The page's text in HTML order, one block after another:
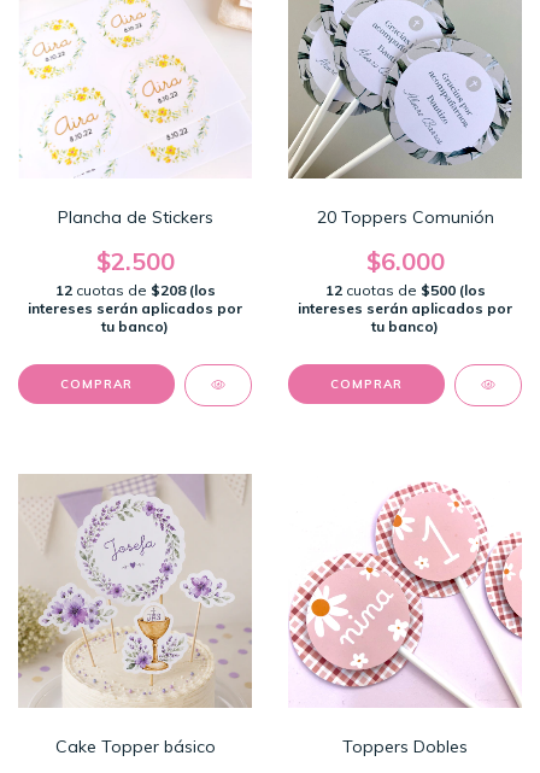
Plancha de Stickers
$2.500
12 cuotas de $208 (los
intereses serán aplicados por
tu banco)
COMPRAR
20 Toppers Comunión
$6.000
12 cuotas de $500 (los
intereses serán aplicados por
tu banco)
Cake Topper básico Toppers Dobles